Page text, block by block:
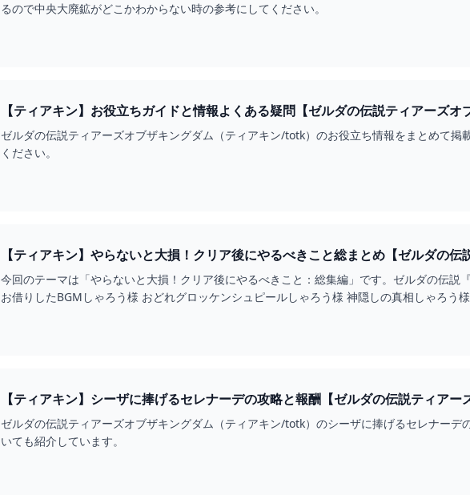
るので中央大廃鉱がどこかわからない時の参考にしてください。
【ティアキン】お役立ちガイドと情報よくある疑問【ゼルダの伝説ティアーズ
ゼルダの伝説ティアーズオブザキングダム（ティアキン/totk）のお役立ち情報をまとめて
ください。
【ティアキン】やらないと大損！クリア後にやるべきこと総まとめ【ゼルダの
【作業用】 - YOUTUBE
今回のテーマは「やらないと大損！クリア後にやるべきこと：総集編」です。ゼルダの伝
【ティアキン】シーザに捧げるセレナーデの攻略と報酬【ゼルダの伝説ティア
ゼルダの伝説ティアーズオブザキングダム（ティアキン/totk）のシーザに捧げるセレナー
いても紹介しています。